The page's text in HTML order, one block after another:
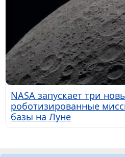
NASA запускает три
роботизированные
базы на Луне